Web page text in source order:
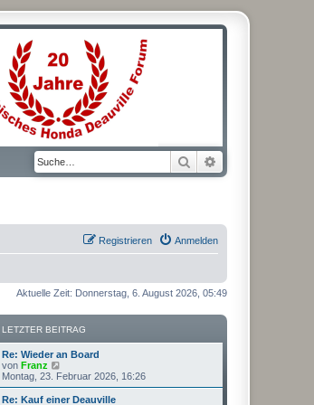
Suche
Anmelden
Registrieren
Aktuelle Zeit: Donnerstag, 6. August 2026, 05:49
LETZTER BEITRAG
L
e
t
z
t
Re: Wieder an Board
von Franz
e
u
e
Montag, 23. Februar 2026, 16:26
L
Re: Kauf einer Deauville